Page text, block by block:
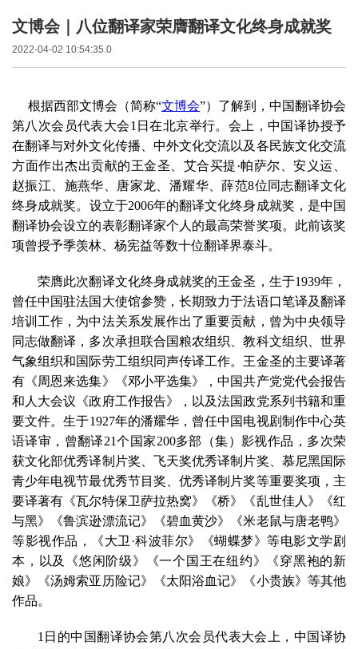
文博会｜八位翻译家荣膺翻译文化终身成就奖
2022-04-02 10:54:35.0
根据西部文博会（简称“文博会”）了解到，中国翻译协会
第八次会员代表大会1日在北京举行。会上，中国译协授予
在翻译与对外文化传播、中外文化交流以及各民族文化交流
方面作出杰出贡献的王金圣、艾合买提·帕萨尔、安义运、
赵振江、施燕华、唐家龙、潘耀华、薛范8位同志翻译文化
终身成就奖。设立于2006年的翻译文化终身成就奖，是中国
翻译协会设立的表彰翻译家个人的最高荣誉奖项。此前该奖
项曾授予季羡林、杨宪益等数十位翻译界泰斗。
荣膺此次翻译文化终身成就奖的王金圣，生于1939年，
曾任中国驻法国大使馆参赞，长期致力于法语口笔译及翻译
培训工作，为中法关系发展作出了重要贡献，曾为中央领导
同志做翻译，多次承担联合国粮农组织、教科文组织、世界
气象组织和国际劳工组织同声传译工作。王金圣的主要译著
有《周恩来选集》《邓小平选集》，中国共产党党代会报告
和人大会议《政府工作报告》，以及法国政党系列书籍和重
要文件。生于1927年的潘耀华，曾任中国电视剧制作中心英
语译审，曾翻译21个国家200多部（集）影视作品，多次荣
获文化部优秀译制片奖、飞天奖优秀译制片奖、慕尼黑国际
青少年电视节最优秀节目奖、优秀译制片奖等重要奖项，主
要译著有《瓦尔特保卫萨拉热窝》《桥》《乱世佳人》《红
与黑》《鲁滨逊漂流记》《碧血黄沙》《米老鼠与唐老鸭》
等影视作品，《大卫·科波菲尔》《蝴蝶梦》等电影文学剧
本，以及《悠闲阶级》《一个国王在纽约》《穿黑袍的新
娘》《汤姆索亚历险记》《太阳浴血记》《小贵族》等其他
作品。
1日的中国翻译协会第八次会员代表大会上，中国译协